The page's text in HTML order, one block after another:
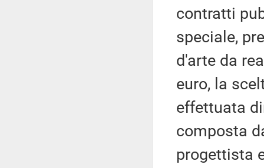
contratti
speciale,
d'arte da
euro, la
effettuata
composta
progettista